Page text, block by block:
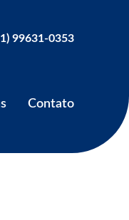
99631-0353
Contato